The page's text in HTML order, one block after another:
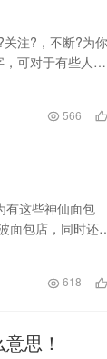
注?，不断?为
可对于有些人
566
有这些神仙面包
面包店，同时还
618
思！